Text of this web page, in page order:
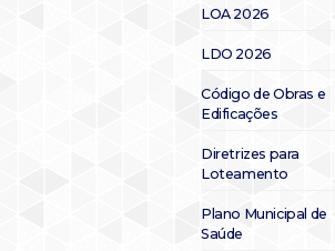
LOA 2026
LDO 2026
Código de Obras e
Edificações
Diretrizes para
Loteamento
Plano Municipal de
Saúde